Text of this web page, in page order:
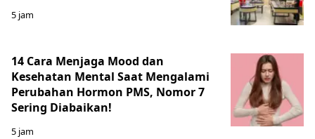
5 jam
14 Cara Menjaga Mood dan
Kesehatan Mental Saat Mengalami
Perubahan Hormon PMS, Nomor 7
Sering Diabaikan!
5 jam